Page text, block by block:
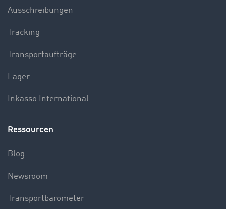
Ausschreibungen
Tracking
Transportaufträge
Lager
Inkasso International
Ressourcen
Blog
Newsroom
Transportbarometer